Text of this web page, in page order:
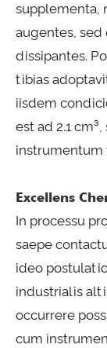
supplementa,
augentes,
dissipantes.
tibias
iisdem
est ad 2.1
instrumentum
Excellens
In processu
saepe
ideo
industrialis
occurrere
cum